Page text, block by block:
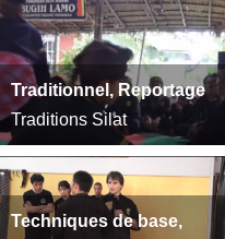
Traditionnel, Reportage
Traditions Silat
Techniques de base,